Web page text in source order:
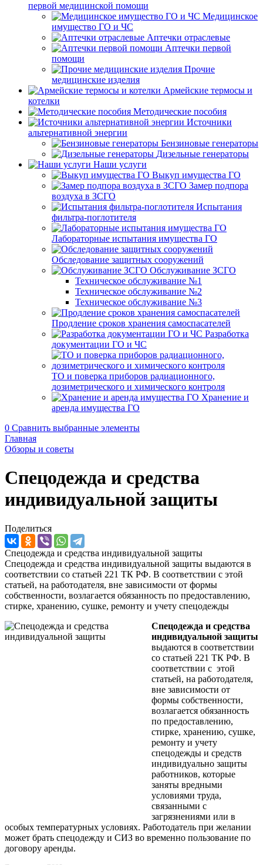
первой медицинской помощи
Медицинское
имущество ГО и ЧС
Аптечки отраслевые
Аптечки первой
помощи
Прочие
медицинские изделия
Армейские термосы и
котелки
Методические пособия
Источники
альтернативной энергии
Бензиновые генераторы
Дизельные генераторы
Наши услуги
Выкуп имущества ГО
Замер подпора
воздуха в ЗСГО
Испытания
фильтра-поглотителя
Лабораторные испытания имущества ГО
Обследование защитных сооружений
Обслуживание ЗСГО
Техническое обслуживание №1
Техническое обслуживание №2
Техническое обслуживание №3
Продление сроков хранения самоспасателей
Разработка
документации ГО и ЧС
ТО и поверка приборов радиационного,
дозиметрического и химического контроля
Хранение и
аренда имущества ГО
0 Сравнить выбранные элементы
Главная
Обзоры и советы
Спецодежда и средства
индивидуальной защиты
Поделиться
Спецодежда и средства индивидуальной защиты
Спецодежда и средства индивидуальной защиты выдаются в
соответствии со статьей 221 ТК РФ. В соответствии с этой
статьей, на работодателя, вне зависимости от формы
собственности, возлагается обязанность по предоставлению,
стирке, хранению, сушке, ремонту и учету спецодежды
Спецодежда и средства
индивидуальной защиты
выдаются в соответствии
со статьей 221 ТК РФ. В
соответствии с этой
статьей, на работодателя,
вне зависимости от
формы собственности,
возлагается обязанность
по предоставлению,
стирке, хранению, сушке,
ремонту и учету
спецодежды и средств
индивидуально защиты
работников, которые
заняты вредными
условиями труда,
связанными с
загрязнениями или в
особых температурных условиях. Работодатель при желании
может брать спецодежду и СИЗ во временно пользование по
договору аренды.